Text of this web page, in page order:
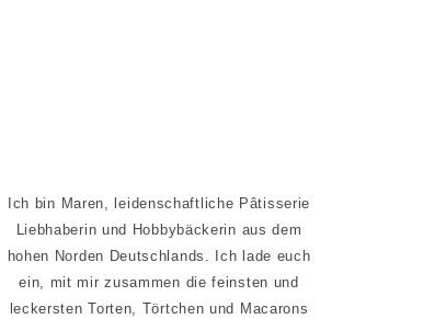
Ich bin Maren, leidenschaftliche Pâtisserie
Liebhaberin und Hobbybäckerin aus dem
hohen Norden Deutschlands. Ich lade euch
ein, mit mir zusammen die feinsten und
leckersten Torten, Törtchen und Macarons